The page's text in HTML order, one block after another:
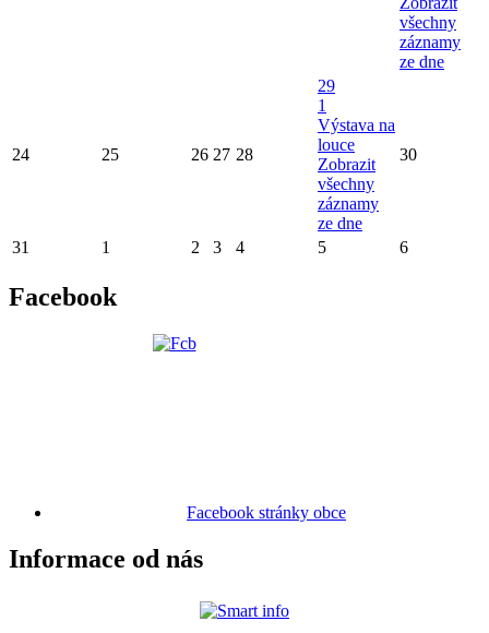
všechny
záznamy
ze dne
24 25 26 27 28
29
1
Výstava na
louce
Zobrazit
všechny
záznamy
ze dne
30
31 1 2 3 4 5 6
Facebook
Facebook stránky obce
Informace od nás